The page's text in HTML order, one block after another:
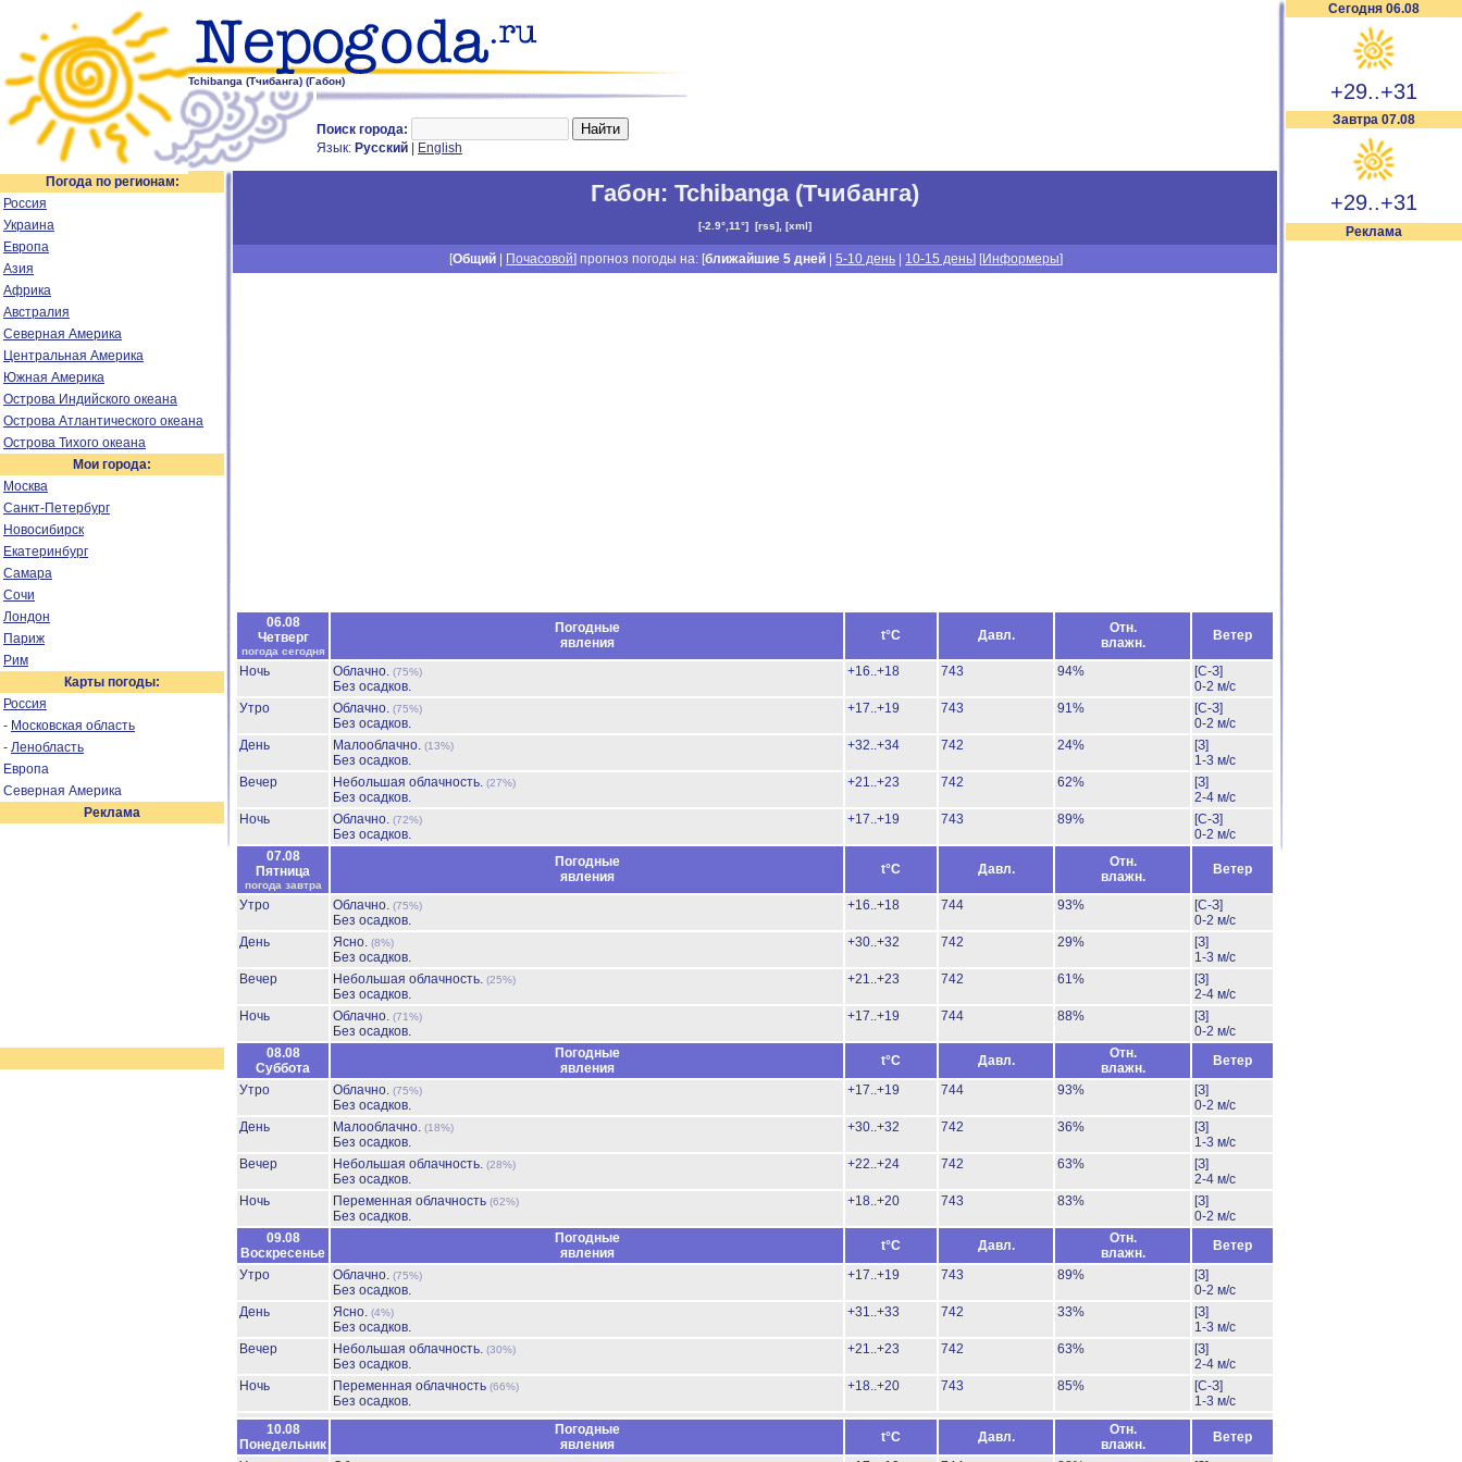
Tchibanga (Тчибанга) (Габон)
Поиск города:
Язык: Русский English
Сегодня 06.08
+29..+31
Завтра 07.08
+29..+31
Реклама
Погода по регионам:
Россия
Украина
Европа
Азия
Африка
Австралия
Северная Америка
Центральная Америка
Южная Америка
Острова Индийского океана
Острова Атлантического океана
Острова Тихого океана
Мои города:
Москва
Санкт-Петербург
Новосибирск
Екатеринбург
Самара
Сочи
Лондон
Париж
Рим
Карты погоды:
Россия
- Московская область
- Ленобласть
Европа
Северная Америка
Реклама
Габон: Tchibanga (Тчибанга)
[-2.9°,11°] [rss], [xml]
[Общий Почасовой] прогноз погоды на: [ближайшие 5 дней |5-10 день 10-15 день] [Информеры]
06.08
Четверг
погода сегодня
Погодные
явления
t°C Давл.
Отн.
влажн.
Ветер
Ночь Облачно. (75%)
Без осадков.
+16..+18 743 94%
[С-З]
0-2 м/с
Утро
Облачно. (75%)
Без осадков.
+17..+19 743 91%
[С-З]
0-2 м/с
День
Малооблачно. (13%)
Без осадков.
+32..+34 742 24%
[З]
1-3 м/с
Вечер
Небольшая облачность. (27%)
Без осадков.
+21..+23 742 62%
[З]
2-4 м/с
Ночь
Облачно. (72%)
Без осадков.
+17..+19 743 89%
[С-З]
0-2 м/с
07.08
Пятница
погода завтра
Погодные
явления
t°C Давл.
Отн.
влажн.
Ветер
Утро Облачно. (75%)
Без осадков.
+16..+18 744 93%
[С-З]
0-2 м/с
День
Ясно. (8%)
Без осадков.
+30..+32 742 29%
[З]
1-3 м/с
Вечер
Небольшая облачность. (25%)
Без осадков.
+21..+23 742 61%
[З]
2-4 м/с
Ночь
Облачно. (71%)
Без осадков.
+17..+19 744 88%
[З]
0-2 м/с
08.08
Суббота
Погодные
явления
t°C Давл.
Отн.
влажн.
Ветер
Утро
Облачно. (75%)
Без осадков.
+17..+19 744 93%
[З]
0-2 м/с
День
Малооблачно. (18%)
Без осадков.
+30..+32 742 36%
[З]
1-3 м/с
Вечер
Небольшая облачность. (28%)
Без осадков.
+22..+24 742 63%
[З]
2-4 м/с
Ночь
Переменная облачность (62%)
Без осадков.
+18..+20 743 83%
[З]
0-2 м/с
09.08
Воскресенье
Погодные
явления
t°C Давл.
Отн.
влажн.
Ветер
Утро
Облачно. (75%)
Без осадков.
+17..+19 743 89%
[З]
0-2 м/с
День
Ясно. (4%)
Без осадков.
+31..+33 742 33%
[З]
1-3 м/с
Вечер
Небольшая облачность. (30%)
Без осадков.
+21..+23 742 63%
[З]
2-4 м/с
Ночь
Переменная облачность (66%)
Без осадков.
+18..+20 743 85%
[С-З]
1-3 м/с
10.08
Понедельник
Погодные
явления
t°C Давл.
Отн.
влажн.
Ветер